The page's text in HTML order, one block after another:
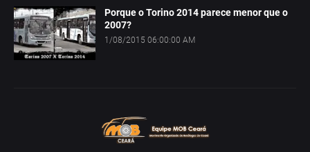
Porque o Torino 2014 parece menor que o
2007?
1/08/2015 06:00:00 AM